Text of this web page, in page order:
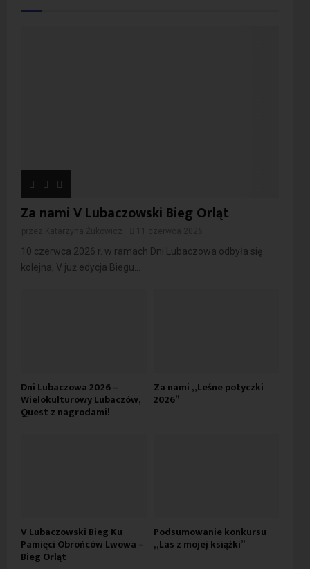
Za nami V Lubaczowski Bieg Orląt
10 czerwca 2026 r. w ramach Dni Lubaczowa odbyła się
kolejna, V już edycja Biegu...
Dni Lubaczowa 2026 –
Wielokulturowy Lubaczów,
Quest z nagrodami!
Za nami „Leśne potyczki
2026”
V Lubaczowski Bieg Ku
Pamięci Obrońców Lwowa –
Bieg Orląt
Podsumowanie konkursu
„Las z mojej książki”